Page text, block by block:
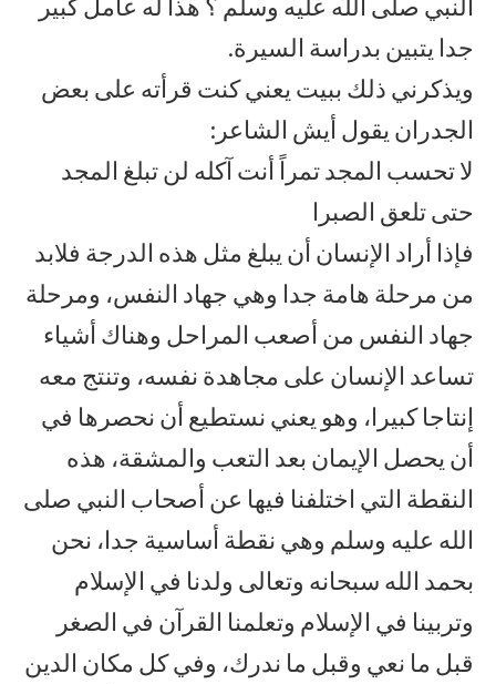
النبي صلى الله عليه وسلم ؟ هذا له عامل كبير
جدا يتبين بدراسة السيرة.
ويذكرني ذلك ببيت يعني كنت قرأته على بعض
الجدران يقول أيش الشاعر:
لا تحسب المجد تمراً أنت آكله لن تبلغ المجد
حتى تلعق الصبرا
فإذا أراد الإنسان أن يبلغ مثل هذه الدرجة فلابد
من مرحلة هامة جدا وهي جهاد النفس، ومرحلة
جهاد النفس من أصعب المراحل وهناك أشياء
تساعد الإنسان على مجاهدة نفسه، وتنتج معه
إنتاجا كبيرا، وهو يعني نستطيع أن نحصرها في
أن يحصل الإيمان بعد التعب والمشقة، هذه
النقطة التي اختلفنا فيها عن أصحاب النبي صلى
الله عليه وسلم وهي نقطة أساسية جدا، نحن
بحمد الله سبحانه وتعالى ولدنا في الإسلام
وتربينا في الإسلام وتعلمنا القرآن في الصغر
قبل ما نعي وقبل ما ندرك، وفي كل مكان الدين